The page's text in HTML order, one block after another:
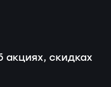
акциях, скидках